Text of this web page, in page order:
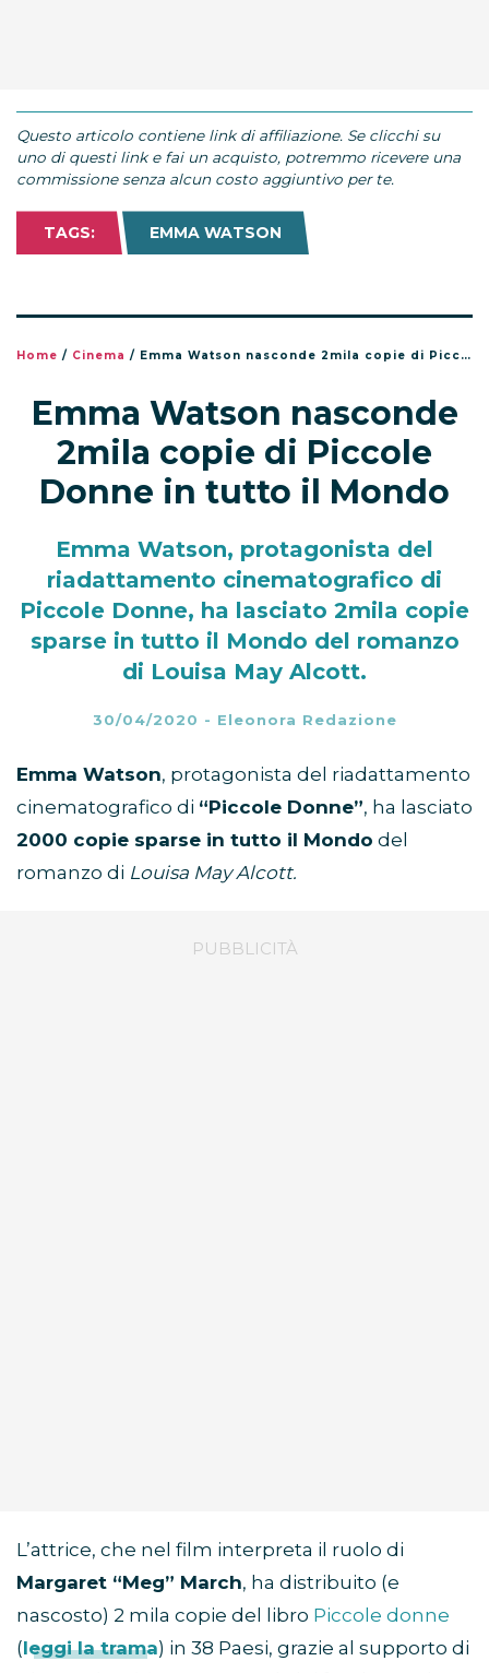
Questo articolo contiene link di affiliazione. Se clicchi su
uno di questi link e fai un acquisto, potremmo ricevere una
commissione senza alcun costo aggiuntivo per te.
TAGS: EMMA WATSON
Home / Cinema / Emma Watson nasconde 2mila copie di Piccole Donne in tutto il Mondo
Emma Watson nasconde
2mila copie di Piccole
Donne in tutto il Mondo
Emma Watson, protagonista del
riadattamento cinematografico di
Piccole Donne, ha lasciato 2mila copie
sparse in tutto il Mondo del romanzo
di Louisa May Alcott.
30/04/2020 - Eleonora Redazione
Emma Watson, protagonista del riadattamento
cinematografico di “Piccole Donne”, ha lasciato
2000 copie sparse in tutto il Mondo del
romanzo di Louisa May Alcott.
L’attrice, che nel film interpreta il ruolo di
Margaret “Meg” March, ha distribuito (e
nascosto) 2 mila copie del libro Piccole donne
(leggi la trama) in 38 Paesi, grazie al supporto di